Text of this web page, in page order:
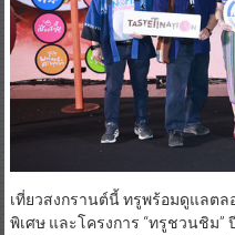
เที่ยวสงกรานต์นี้ ทรูพร้อมดูแลตล
พิเศษ และโครงการ “ทรูชวนชิม”